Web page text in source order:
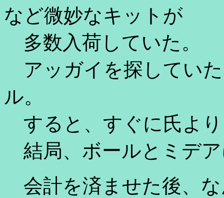
など微妙なキットが
多数入荷していた。
アッガイを探してい
ル。
すると、すぐに氏よ
結局、ボールとミデ
会計を済ませた後、